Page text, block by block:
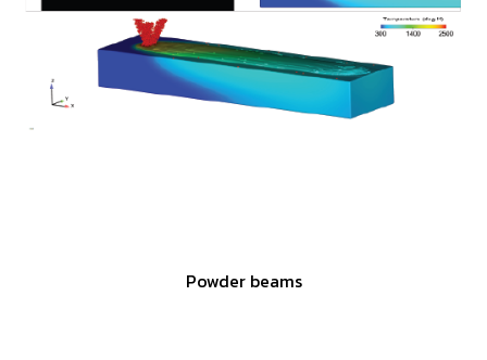
Powder beams